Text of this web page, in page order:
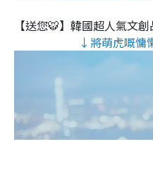
【送您🐯】韓國超人氣文
↓將萌虎嘅慵